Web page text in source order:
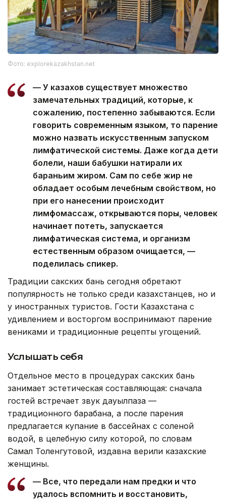
Фото: explorekazakhstan.net
— У казахов существует множество
замечательных традиций, которые, к
сожалению, постепенно забываются. Если
говорить современным языком, то парение
можно назвать искусственным запуском
лимфатической системы. Даже когда дети
болели, наши бабушки натирали их
бараньим жиром. Сам по себе жир не
обладает особым лечебным свойством, но
при его нанесении происходит
лимфомассаж, открываются поры, человек
начинает потеть, запускается
лимфатическая система, и организм
естественным образом очищается, —
поделилась спикер.
Традиции сакских бань сегодня обретают
популярность не только среди казахстанцев, но и
у иностранных туристов. Гости Казахстана с
удивлением и восторгом воспринимают парение
вениками и традиционные рецепты угощений.
Услышать себя
Отдельное место в процедурах сакских бань
занимает эстетическая составляющая: сначала
гостей встречает звук дауылпаза —
традиционного барабана, а после парения
предлагается купание в бассейнах с соленой
водой, в целебную силу которой, по словам
Самал Толенгутовой, издавна верили казахские
женщины.
— Все, что передали нам предки и что
удалось вспомнить и восстановить,